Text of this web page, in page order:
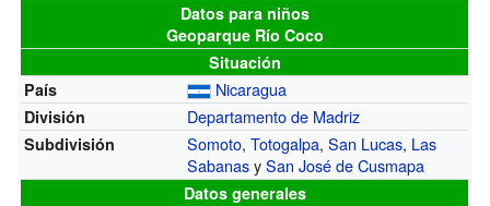
Datos para niños
Geoparque Río Coco
Situación
País
Nicaragua
División Departamento de Madriz
Subdivisión Somoto,Totogalpa,San Lucas, Las
SabanasySan José de Cusmapa
Datos generales